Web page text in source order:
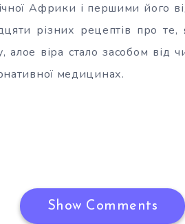
Африки і першими його
різних рецептів про те,
алое віра стало засобом від
медицинах.
Show Comments